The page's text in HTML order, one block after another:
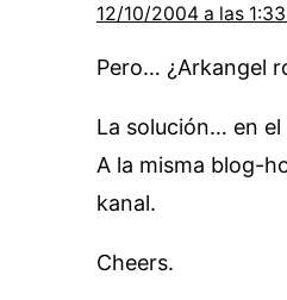
12/10/2004 a las
Pero… ¿Arkangel
La solución… en
A la misma blog-
kanal.
Cheers.